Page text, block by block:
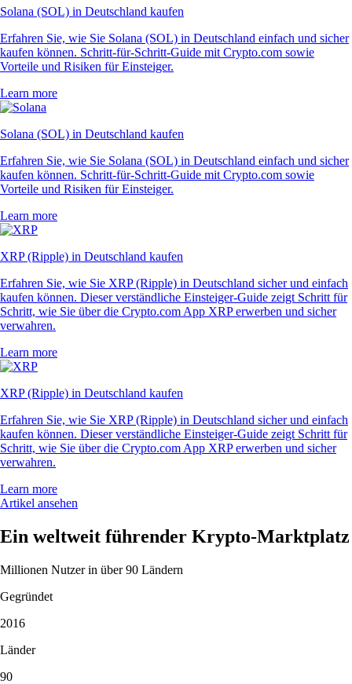
Solana (SOL) in Deutschland kaufen
Erfahren Sie, wie Sie Solana (SOL) in Deutschland einfach und sicher
kaufen können. Schritt-für-Schritt-Guide mit Crypto.com sowie
Vorteile und Risiken für Einsteiger.
Learn more
Solana (SOL) in Deutschland kaufen
Erfahren Sie, wie Sie Solana (SOL) in Deutschland einfach und sicher
kaufen können. Schritt-für-Schritt-Guide mit Crypto.com sowie
Vorteile und Risiken für Einsteiger.
Learn more
XRP (Ripple) in Deutschland kaufen
Erfahren Sie, wie Sie XRP (Ripple) in Deutschland sicher und einfach
kaufen können. Dieser verständliche Einsteiger-Guide zeigt Schritt für
Schritt, wie Sie über die Crypto.com App XRP erwerben und sicher
verwahren.
Learn more
XRP (Ripple) in Deutschland kaufen
Erfahren Sie, wie Sie XRP (Ripple) in Deutschland sicher und einfach
kaufen können. Dieser verständliche Einsteiger-Guide zeigt Schritt für
Schritt, wie Sie über die Crypto.com App XRP erwerben und sicher
verwahren.
Learn more
Artikel ansehen
Ein weltweit führender Krypto-Marktplatz
Millionen Nutzer in über 90 Ländern
Gegründet
2016
Länder
90